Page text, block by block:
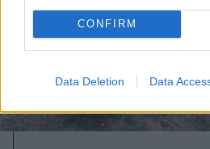
CONFIRM
Data Deletion Data